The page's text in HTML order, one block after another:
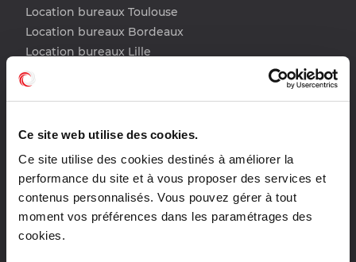
Ce site web utilise des cookies.
Ce site utilise des cookies destinés à améliorer la
performance du site et à vous proposer des services et
contenus personnalisés. Vous pouvez gérer à tout
moment vos préférences dans les paramétrages des
cookies.
Location bureaux Toulouse
Location bureaux Bordeaux
Location bureaux Lille
Location bureaux Nantes
Location bureaux Strasbourg
Location bureaux Tours
Vente bureaux Lyon
Vente bureaux Toulouse
Vente bureaux Bordeaux
Vente bureaux Lille